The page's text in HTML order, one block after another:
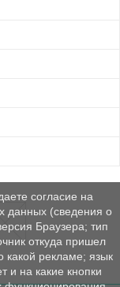
согласие на
данных (сведения о
Браузера; тип
откуда пришел
какой рекламе; язык
и на какие кнопки